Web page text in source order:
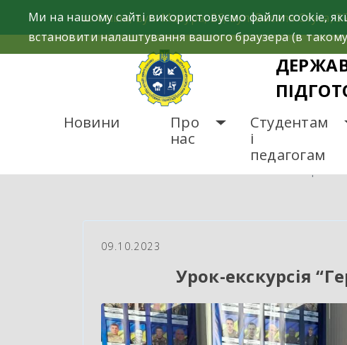
м. Сміла, вул. Мазура, 26; вул. Василя Стуса,
Новини
Про
нас
Студентам
і
педагогам
09.10.2023
Урок-екскурсія
Ми на нашому сайті використовуємо файли cookie,
встановити налаштування вашого браузера (в